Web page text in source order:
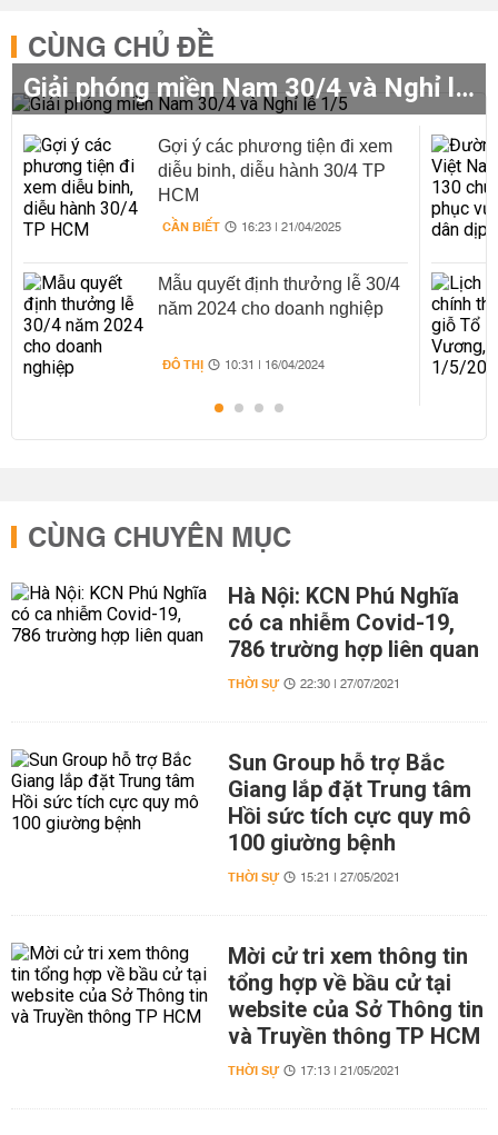
CÙNG CHỦ ĐỀ
Giải phóng miền Nam 30/4 và Nghỉ lễ 1/5
Gợi ý các phương tiện đi xem
diễu binh, diễu hành 30/4 TP
HCM
CẦN BIẾT 16:23 | 21/04/2025
Mẫu quyết định thưởng lễ 30/4
năm 2024 cho doanh nghiệp
ĐÔ THỊ 10:31 | 16/04/2024
CÙNG CHUYÊN MỤC
Hà Nội: KCN Phú Nghĩa
có ca nhiễm Covid-19,
786 trường hợp liên quan
THỜI SỰ 22:30 | 27/07/2021
Sun Group hỗ trợ Bắc
Giang lắp đặt Trung tâm
Hồi sức tích cực quy mô
100 giường bệnh
THỜI SỰ 15:21 | 27/05/2021
Mời cử tri xem thông tin
tổng hợp về bầu cử tại
website của Sở Thông tin
và Truyền thông TP HCM
THỜI SỰ 17:13 | 21/05/2021